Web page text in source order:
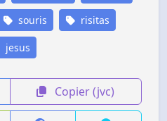
souris risitas
jesus
Copier (jvc)